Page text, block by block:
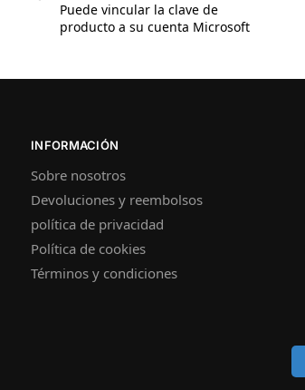
Puede vincular la clave de
producto a su cuenta Microsoft
INFORMACIÓN
Sobre nosotros
Devoluciones y reembolsos
política de privacidad
Política de cookies
Términos y condiciones